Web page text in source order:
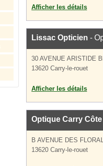
Afficher les détails
Lissac Opticien -
30 AVENUE ARISTIDE
13620 Carry-le-rouet
Afficher les détails
Optique Carry
B AVENUE DES
13620 Carry-le-rouet